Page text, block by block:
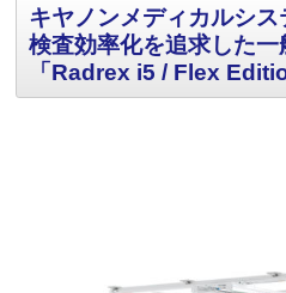
キヤノンメディカルシ
検査効率化を追求した
「Radrex i5 / Flex